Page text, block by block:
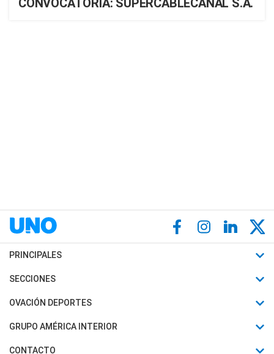
CONVOCATORIA: SUPERCABLECANAL S.A.
PRINCIPALES
Últimas Noticias
Política
SECCIONES
Horóscopo
Motores
OVACIÓN DEPORTES
Fútbol
Mundial
GRUPO AMÉRICA INTERIOR
Canal 7 en Vivo
CONTACTO